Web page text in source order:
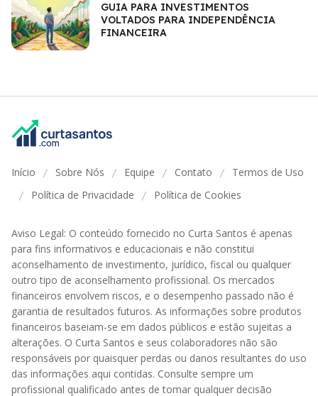
GUIA PARA INVESTIMENTOS
VOLTADOS PARA INDEPENDÊNCIA
FINANCEIRA
Início / Sobre Nós / Equipe / Contato / Termos de Uso
/ Política de Privacidade / Política de Cookies
Aviso Legal: O conteúdo fornecido no Curta Santos é apenas
para fins informativos e educacionais e não constitui
aconselhamento de investimento, jurídico, fiscal ou qualquer
outro tipo de aconselhamento profissional. Os mercados
financeiros envolvem riscos, e o desempenho passado não é
garantia de resultados futuros. As informações sobre produtos
financeiros baseiam-se em dados públicos e estão sujeitas a
alterações. O Curta Santos e seus colaboradores não são
responsáveis por quaisquer perdas ou danos resultantes do uso
das informações aqui contidas. Consulte sempre um
profissional qualificado antes de tomar qualquer decisão